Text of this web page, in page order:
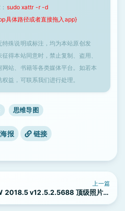
sudo xattr -r -d
具体路径或者直接拖入app}
特殊说明或标注，均为本站原创发
得本站同意时，禁止复制、盗用、
站、书籍等各类媒体平台。如若本
益，可联系我们进行处理。
思维导图
报 链接
上一篇
2018.5 v12.5.2.5688 顶级照片调